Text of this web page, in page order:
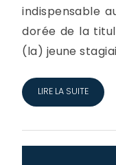
indispensable
dorée de la
(la) jeune
LIRE LA SUITE